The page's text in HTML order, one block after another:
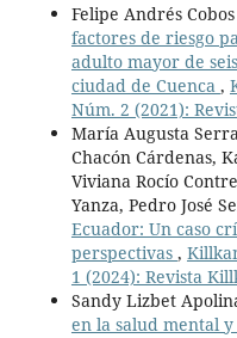
Felipe Andrés
factores de riesgo
adulto mayor de
ciudad de Cuenca ,
Núm. 2 (2021):
María Augusta
Chacón Cárdenas,
Viviana Rocío
Yanza, Pedro José
Ecuador: Un caso
perspectivas ,
1 (2024): Revista
Sandy Lizbet
en la salud mental